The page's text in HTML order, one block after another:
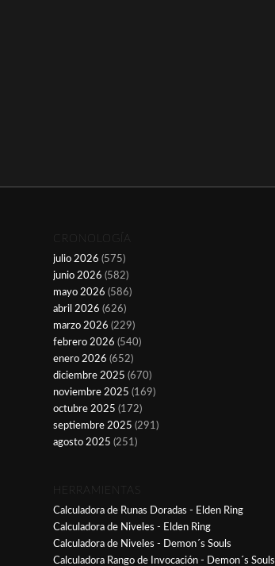
CRONOLOGÍA
julio 2026 (575)
junio 2026 (582)
mayo 2026 (586)
abril 2026 (626)
marzo 2026 (229)
febrero 2026 (540)
enero 2026 (652)
diciembre 2025 (670)
noviembre 2025 (169)
octubre 2025 (172)
septiembre 2025 (291)
agosto 2025 (251)
HERRAMIENTAS
Calculadora de Runas Doradas - Elden Ring
Calculadora de Niveles - Elden Ring
Calculadora de Niveles - Demon´s Souls
Calculadora Rango de Invocación - Demon´s Souls